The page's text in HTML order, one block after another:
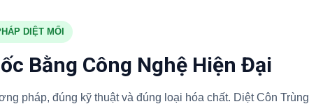
DIỆT MỐI
Bằng Công Nghệ Hiện Đại
pháp, đúng kỹ thuật và đúng loại hóa chất. Diệt Côn Trùng